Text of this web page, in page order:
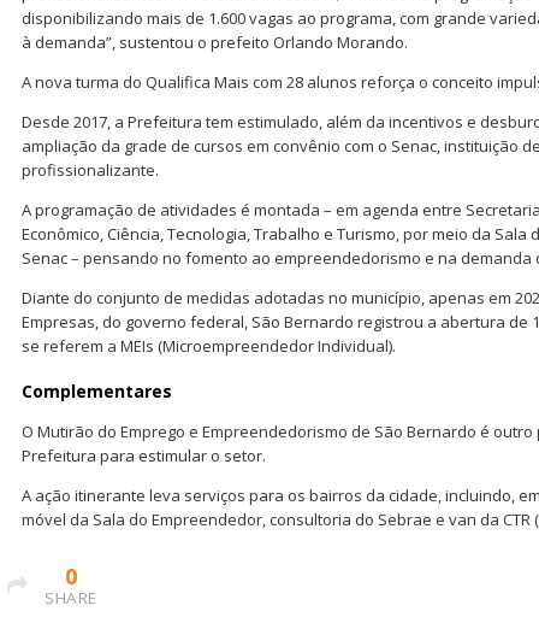
disponibilizando mais de 1.600 vagas ao programa, com grande
à demanda”, sustentou o prefeito Orlando Morando.
A nova turma do Qualifica Mais com 28 alunos reforça o conceito
Desde 2017, a Prefeitura tem estimulado, além da incentivos e
ampliação da grade de cursos em convênio com o Senac, instituição
profissionalizante.
A programação de atividades é montada – em agenda entre
Econômico, Ciência, Tecnologia, Trabalho e Turismo, por meio da
Senac – pensando no fomento ao empreendedorismo e na demanda
Diante do conjunto de medidas adotadas no município, apenas em
Empresas, do governo federal, São Bernardo registrou a abertura de
se referem a MEIs (Microempreendedor Individual).
Complementares
O Mutirão do Emprego e Empreendedorismo de São Bernardo é
Prefeitura para estimular o setor.
A ação itinerante leva serviços para os bairros da cidade, incluindo,
móvel da Sala do Empreendedor, consultoria do Sebrae e van da CTR
0
SHARE